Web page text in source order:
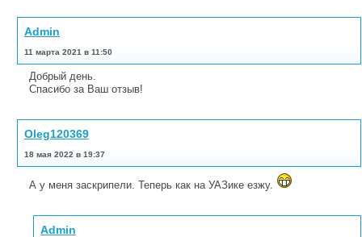
Admin
11 марта 2021 в 11:50
Добрый день.
Спасибо за Ваш отзыв!
Oleg120369
18 мая 2022 в 19:37
А у меня заскрипели. Теперь как на УАЗике езжу.
Admin